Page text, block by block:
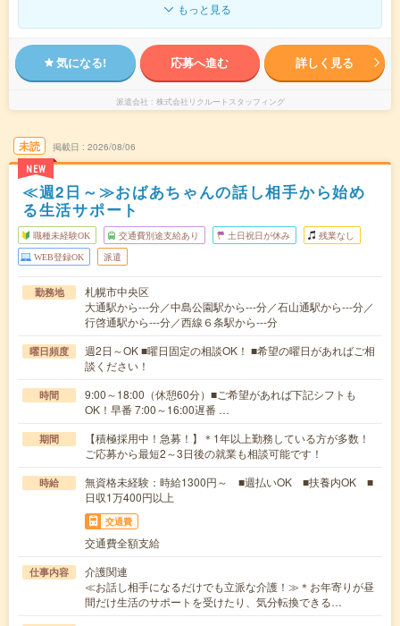
もっと見る
気になる! 応募へ進む 詳しく見る
派遣会社 株式会社リクルートスタッフィング
未読
NEW
掲載日 2026/08/06
≪週2日～≫おばあちゃんの話し相手から始め
る生活サポート
職種未経験OK 交通費別途支給あり 土日祝日が休み 残業なし
WEB登録OK 派遣
勤務地
札幌市中央区
大通駅から---分／中島公園駅から---分／石山通駅から---分／
行啓通駅から---分／西線６条駅から---分
曜日頻度
週2日～OK ■曜日固定の相談OK！ ■希望の曜日があればご相
談ください！
時間
9:00～18:00（休憩60分）■ご希望があれば下記シフトも
OK！早番 7:00～16:00遅番 …
期間
【積極採用中！急募！】＊1年以上勤務している方が多数！
ご応募から最短2～3日後の就業も相談可能です！
時給
無資格未経験：時給1300円～ ■週払いOK ■扶養内OK ■
日収1万400円以上
交通費
交通費全額支給
仕事内容
介護関連
≪お話し相手になるだけでも立派な介護！≫＊お年寄りが昼
間だけ生活のサポートを受けたり、気分転換できる…